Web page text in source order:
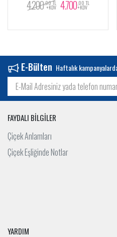
4.200,00 TL
+KDV 4.700 ,00 TL
+KDV
E-Bülten Haftalık
FAYDALI BİLGİLER
Çiçek Anlamları
Çiçek Eşliğinde Notlar
YARDIM